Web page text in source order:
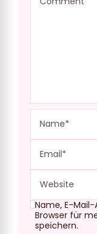
Name, E-
Browser für
speichern.